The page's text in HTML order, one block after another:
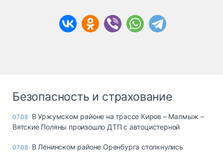
Безопасность и страхование
07.08 В Уржумском районе на трассе Киров – Малмыж –
Вятские Поляны произошло ДТП с автоцистерной
07.08 В Ленинском районе Оренбурга столкнулись